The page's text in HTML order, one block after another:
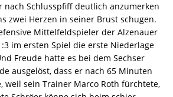
nach Schlusspfiff deutlich anzumerken
zwei Herzen in seiner Brust schugen.
Mittelfeldspieler der Alzenauer
im ersten Spiel die erste Niederlage
Freude hatte es bei dem Sechser
ausgelöst, dass er nach 65 Minuten
weil sein Trainer Marco Roth fürchtete,